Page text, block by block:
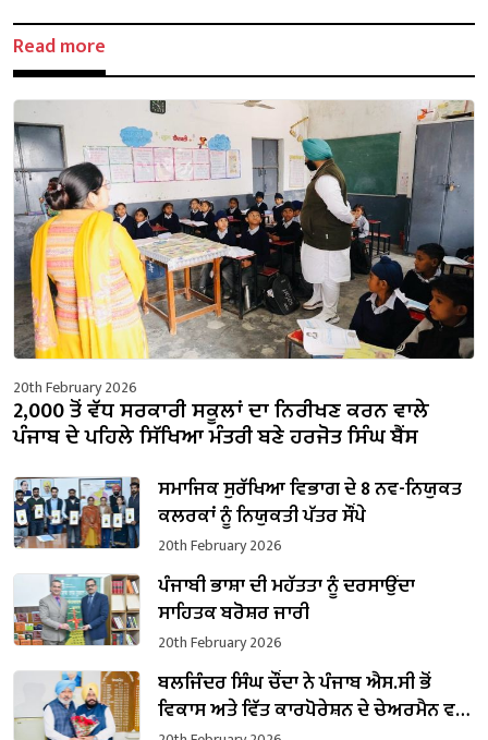
Read more
20th February 2026
2,000 ਤੋਂ ਵੱਧ ਸਰਕਾਰੀ ਸਕੂਲਾਂ ਦਾ ਨਿਰੀਖਣ ਕਰਨ ਵਾਲੇ
ਪੰਜਾਬ ਦੇ ਪਹਿਲੇ ਸਿੱਖਿਆ ਮੰਤਰੀ ਬਣੇ ਹਰਜੋਤ ਸਿੰਘ ਬੈਂਸ
ਸਮਾਜਿਕ ਸੁਰੱਖਿਆ ਵਿਭਾਗ ਦੇ 8 ਨਵ-ਨਿਯੁਕਤ
ਕਲਰਕਾਂ ਨੂੰ ਨਿਯੁਕਤੀ ਪੱਤਰ ਸੌਂਪੇ
20th February 2026
ਪੰਜਾਬੀ ਭਾਸ਼ਾ ਦੀ ਮਹੱਤਤਾ ਨੂੰ ਦਰਸਾਉਂਦਾ
ਸਾਹਿਤਕ ਬਰੋਸ਼ਰ ਜਾਰੀ
20th February 2026
ਬਲਜਿੰਦਰ ਸਿੰਘ ਚੌਂਦਾ ਨੇ ਪੰਜਾਬ ਐਸ.ਸੀ ਭੋਂ
ਵਿਕਾਸ ਅਤੇ ਵਿੱਤ ਕਾਰਪੋਰੇਸ਼ਨ ਦੇ ਚੇਅਰਮੈਨ ਵਜੋਂ